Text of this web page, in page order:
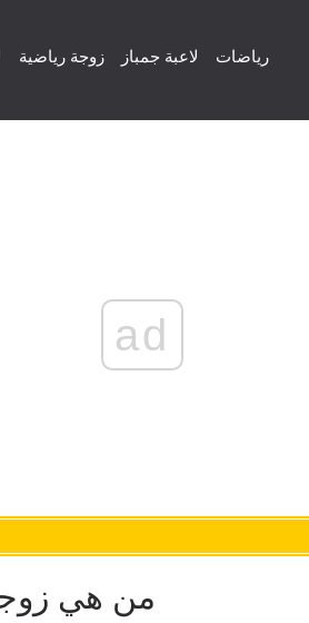
زوجة رياضية لاعبة جمباز رياضات
ad
من هي